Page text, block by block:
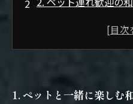
3. ペットも満足！和
4. 安心・快適な空間
衛生管理のポイント
1. ペットと一緒に楽しむ